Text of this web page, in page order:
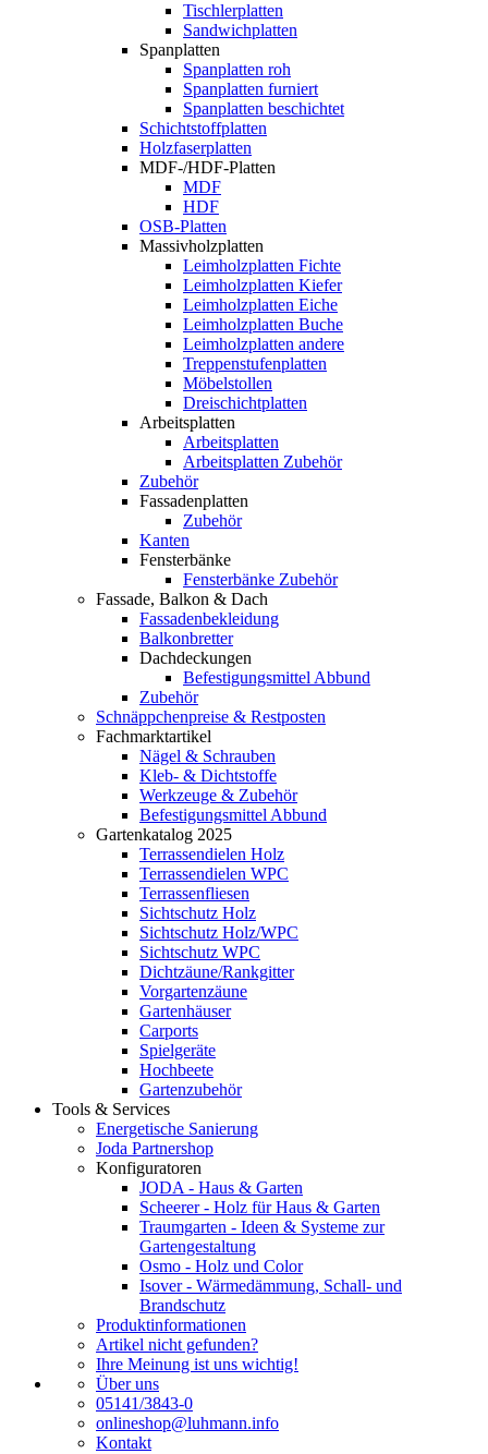
Tischlerplatten
Sandwichplatten
Spanplatten
Spanplatten roh
Spanplatten furniert
Spanplatten beschichtet
Schichtstoffplatten
Holzfaserplatten
MDF-/HDF-Platten
MDF
HDF
OSB-Platten
Massivholzplatten
Leimholzplatten Fichte
Leimholzplatten Kiefer
Leimholzplatten Eiche
Leimholzplatten Buche
Leimholzplatten andere
Treppenstufenplatten
Möbelstollen
Dreischichtplatten
Arbeitsplatten
Arbeitsplatten
Arbeitsplatten Zubehör
Zubehör
Fassadenplatten
Zubehör
Kanten
Fensterbänke
Fensterbänke Zubehör
Fassade, Balkon & Dach
Fassadenbekleidung
Balkonbretter
Dachdeckungen
Befestigungsmittel Abbund
Zubehör
Schnäppchenpreise & Restposten
Fachmarktartikel
Nägel & Schrauben
Kleb- & Dichtstoffe
Werkzeuge & Zubehör
Befestigungsmittel Abbund
Gartenkatalog 2025
Terrassendielen Holz
Terrassendielen WPC
Terrassenfliesen
Sichtschutz Holz
Sichtschutz Holz/WPC
Sichtschutz WPC
Dichtzäune/Rankgitter
Vorgartenzäune
Gartenhäuser
Carports
Spielgeräte
Hochbeete
Gartenzubehör
Tools & Services
Energetische Sanierung
Joda Partnershop
Konfiguratoren
JODA - Haus & Garten
Scheerer - Holz für Haus & Garten
Traumgarten - Ideen & Systeme zur
Gartengestaltung
Osmo - Holz und Color
Isover - Wärmedämmung, Schall- und
Brandschutz
Produktinformationen
Artikel nicht gefunden?
Ihre Meinung ist uns wichtig!
Über uns
05141/3843-0
onlineshop@luhmann.info
Kontakt